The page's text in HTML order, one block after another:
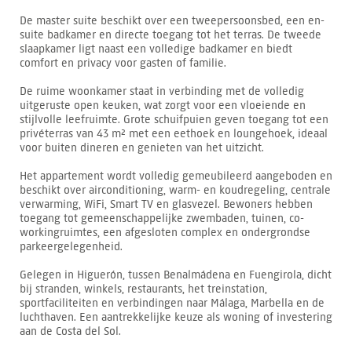
De master suite beschikt over een tweepersoonsbed, een en-
suite badkamer en directe toegang tot het terras. De tweede
slaapkamer ligt naast een volledige badkamer en biedt
comfort en privacy voor gasten of familie.
De ruime woonkamer staat in verbinding met de volledig
uitgeruste open keuken, wat zorgt voor een vloeiende en
stijlvolle leefruimte. Grote schuifpuien geven toegang tot een
privéterras van 43 m² met een eethoek en loungehoek, ideaal
voor buiten dineren en genieten van het uitzicht.
Het appartement wordt volledig gemeubileerd aangeboden en
beschikt over airconditioning, warm- en koudregeling, centrale
verwarming, WiFi, Smart TV en glasvezel. Bewoners hebben
toegang tot gemeenschappelijke zwembaden, tuinen, co-
workingruimtes, een afgesloten complex en ondergrondse
parkeergelegenheid.
Gelegen in Higuerón, tussen Benalmádena en Fuengirola, dicht
bij stranden, winkels, restaurants, het treinstation,
sportfaciliteiten en verbindingen naar Málaga, Marbella en de
luchthaven. Een aantrekkelijke keuze als woning of investering
aan de Costa del Sol.